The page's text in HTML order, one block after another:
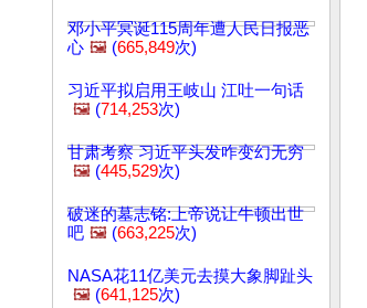
邓小平冥诞115周年遭人民日报恶
心 🖼️ (665,849次)
习近平拟启用王岐山 江吐一句话
🖼️ (714,253次)
甘肃考察 习近平头发咋变幻无穷
🖼️ (445,529次)
破迷的墓志铭:上帝说让牛顿出世
吧 🖼️ (663,225次)
NASA花11亿美元去摸大象脚趾头
🖼️ (641,125次)